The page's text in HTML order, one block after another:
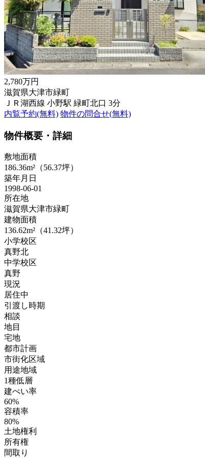
2,780万円
滋賀県大津市緑町
ＪＲ湖西線 小野駅 緑町北口 3分
内覧予約(無料) 物件の問合せ(無料)
物件概要・詳細
敷地面積
186.36m²（56.37坪）
築年月日
1998-06-01
所在地
滋賀県大津市緑町
建物面積
136.62m²（41.32坪）
小学校区
真野北
中学校区
真野
現況
居住中
引渡し時期
相談
地目
宅地
都市計画
市街化区域
用途地域
1種低層
建ぺい率
60%
容積率
80%
土地権利
所有権
間取り